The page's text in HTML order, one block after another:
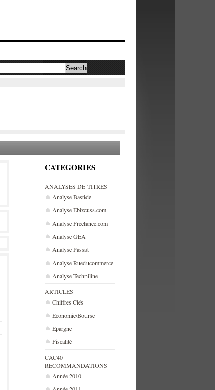
CATEGORIES
ANALYSES DE TITRES
Analyse Bastide
Analyse Ebizcuss.com
Analyse Freelance.com
Analyse GEA
Analyse Passat
Analyse Rueducommerce
Analyse Techniline
ARTICLES
Chiffres Clés
Economie/Bourse
Epargne
Fiscalité
CAC40
RECOMMANDATIONS
Année 2010